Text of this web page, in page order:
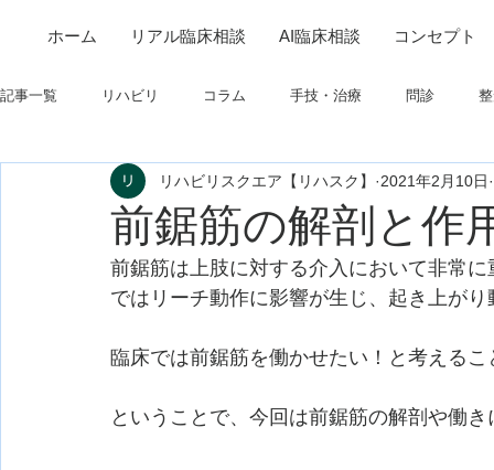
ホーム リアル臨床相談 AI臨床相談 コンセプト
記事一覧 リハビリ コラム 手技・治療 問診
制度関連 学会・研究関連 高次脳機能障害
フィジカルアセスメント 仕事について 栄養 パー
前鋸筋の解剖と作
リハビリスクエア【リハスク】 2021年2月10日
前鋸筋は上肢に対する介入において非常
ではリーチ動作に影響が生じ、起き上が
臨床では前鋸筋を働かせたい！と考える
ということで、今回は前鋸筋の解剖や働